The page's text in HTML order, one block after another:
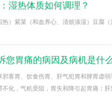
湿热体质如何调理？
）紫菜（和血养心、清烦涤湿）豆腐
您胃痛的病因及病机是什
邪客胃、饮食伤胃、肝气犯胃和脾胃虚
化，气机受阻，胃失和降引起胃痛；肝